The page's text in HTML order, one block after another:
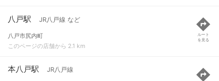
八戸駅 JR八戸線 など
八戸市尻内町
このページの店舗から 2.1 km
ルート
を見る
本八戸駅 JR八戸線